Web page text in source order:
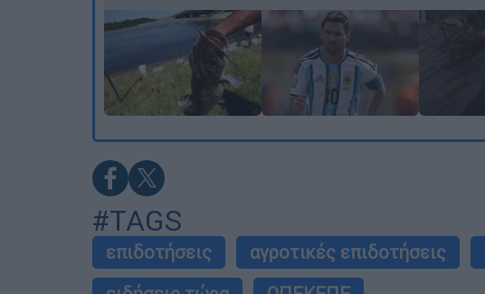
#TAGS
επιδοτήσεις αγροτικές επιδοτήσεις